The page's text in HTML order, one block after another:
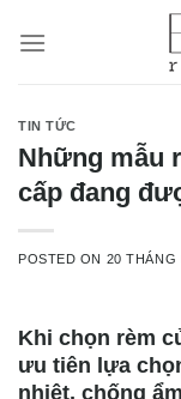
TIN TỨC
Những mẫu
cấp đang
POSTED ON 20 THÁNG
Khi chọn rèm
ưu tiên lựa
nhiệt, chống